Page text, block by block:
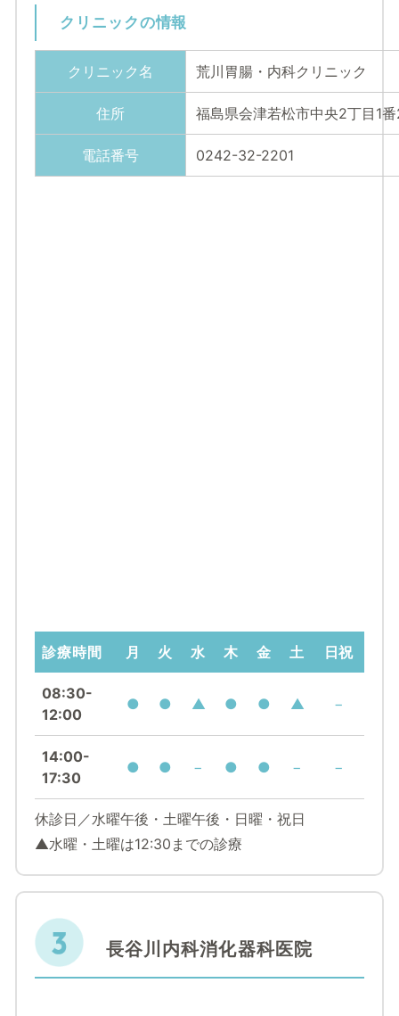
クリニックの情報
クリニック名 荒川胃腸・内科クリニック
住所 福島県会津若松市中央2丁目1
電話番号 0242-32-2201
診療時間 月 火 水 木 金 土 日祝
08:30-
12:00
● ● ▲ ● ● ▲ −
14:00-
17:30
● ● − ● ● − −
休診日／水曜午後・土曜午後・ 日曜・祝日
▲水曜・土曜は12:30までの診療
長谷川内科消化器科医院